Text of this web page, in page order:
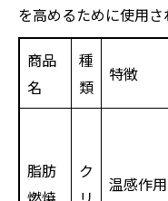
を高めるために使用さ
商品
名
種
類
特徴
脂肪
ク
温感作